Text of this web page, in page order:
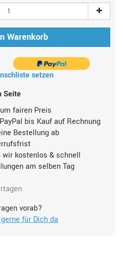
Warenkorb
setzen
Seite
fairen Preis
bis Kauf auf Rechnung
Bestellung ab
wir kostenlos & schnell
am selben Tag
vorab?
für Dich da